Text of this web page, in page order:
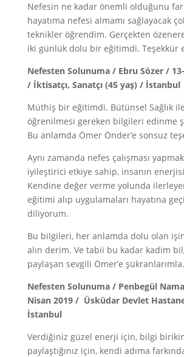
Nefesin ne kadar önemli olduğunu
hayatıma nefesi almamı sağlayacak
teknikler öğrendim. Gerçekten
iki günlük dolu bir eğitimdi. Teşekkür
Nefesten Solunuma / Ebru Sözer /
/ İktisatçı, Sanatçı (45 yaş) / İstanbul
Müthiş bir eğitimdi. Bütünsel Sağlık
öğrenilmesi gereken bilgileri edinme
Bu anlamda Ömer Önder’e sonsuz
Aynı zamanda nefes çalışması
iyileştirici etkiye sahip, insanın
Kendine değer verme yolunda
eğitimi alıp uygulamaları hayatına
diliyorum.
Bu bilgileri, her anlamda dolu olan
alın derim. Ve tabii bu kadar kadim
paylaşan sevgili Ömer’e şükranlarımla.
Nefesten Solunuma / Penbegül
Nisan 2019 / Üsküdar Devlet
İstanbul
Verdiğiniz güzel enerji için, bilgi
paylaştığınız için, kendi adıma